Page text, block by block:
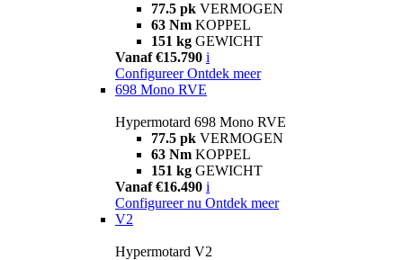
77.5 pk VERMOGEN
63 Nm KOPPEL
151 kg GEWICHT
Vanaf €15.790 i
Configureer Ontdek meer
698 Mono RVE
Hypermotard 698 Mono RVE
77.5 pk VERMOGEN
63 Nm KOPPEL
151 kg GEWICHT
Vanaf €16.490 i
Configureer nu Ontdek meer
V2
Hypermotard V2